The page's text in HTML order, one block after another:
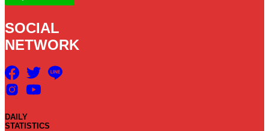
SOCIAL
NETWORK
DAILY
STATISTICS